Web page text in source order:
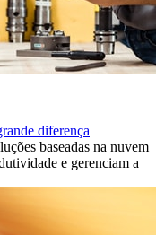
diferença
baseadas na nuvem
e gerenciam a